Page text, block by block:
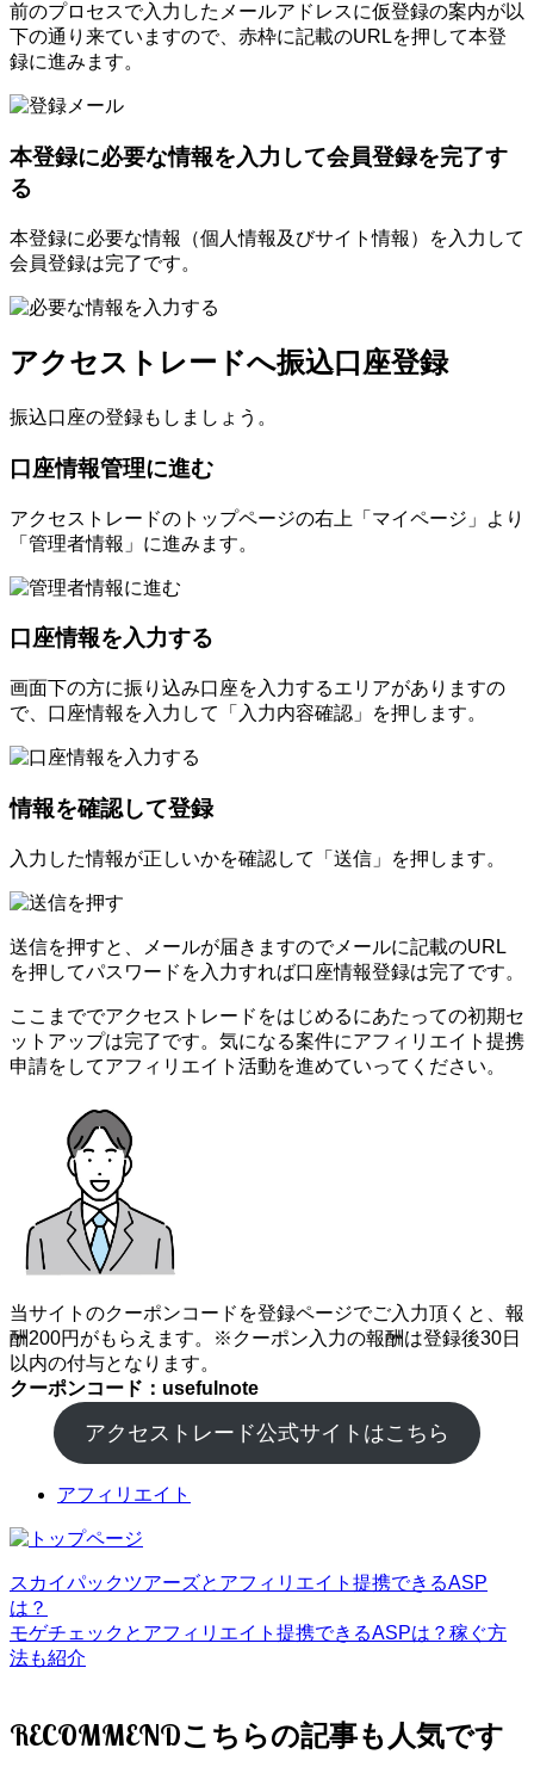
前のプロセスで入力したメールアドレスに仮登録の案内が以
下の通り来ていますので、赤枠に記載のURLを押して本登
録に進みます。
本登録に必要な情報を入力して会員登録を完了す
る
本登録に必要な情報（個人情報及びサイト情報）を入力して
会員登録は完了です。
アクセストレードへ振込口座登録
振込口座の登録もしましょう。
口座情報管理に進む
アクセストレードのトップページの右上「マイページ」より
「管理者情報」に進みます。
口座情報を入力する
画面下の方に振り込み口座を入力するエリアがありますの
で、口座情報を入力して「入力内容確認」を押します。
情報を確認して登録
入力した情報が正しいかを確認して「送信」を押します。
送信を押すと、メールが届きますのでメールに記載のURL
を押してパスワードを入力すれば口座情報登録は完了です。
ここまででアクセストレードをはじめるにあたっての初期セ
ットアップは完了です。気になる案件にアフィリエイト提携
申請をしてアフィリエイト活動を進めていってください。
当サイトのクーポンコードを登録ページでご入力頂くと、報
酬200円がもらえます。※クーポン入力の報酬は登録後30日
以内の付与となります。
クーポンコード：usefulnote
アクセストレード公式サイトはこちら
アフィリエイト
スカイパックツアーズとアフィリエイト提携できるASP
は？
モゲチェックとアフィリエイト提携できるASPは？稼ぐ方
法も紹介
RECOMMEND